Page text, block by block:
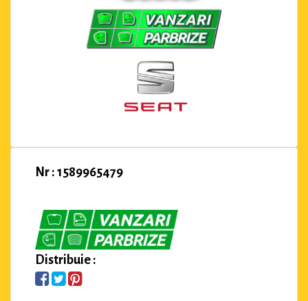
Nr : 1589965479
Distribuie :